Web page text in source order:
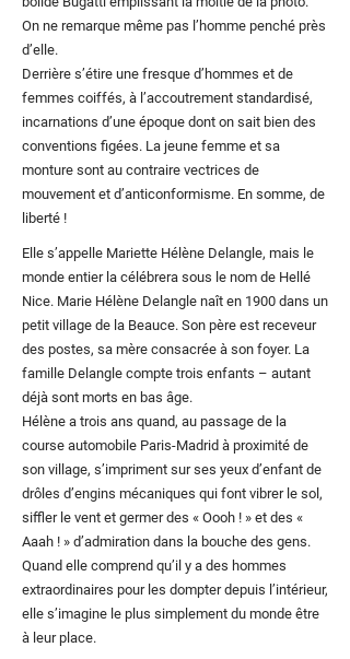
On ne remarque même pas l’homme penché près
d’elle.
Derrière s’étire une fresque d’hommes et de
femmes coiffés, à l’accoutrement standardisé,
incarnations d’une époque dont on sait bien des
conventions figées. La jeune femme et sa
monture sont au contraire vectrices de
mouvement et d’anticonformisme. En somme, de
liberté !
Elle s’appelle Mariette Hélène Delangle, mais le
monde entier la célébrera sous le nom de Hellé
Nice. Marie Hélène Delangle naît en 1900 dans un
petit village de la Beauce. Son père est receveur
des postes, sa mère consacrée à son foyer. La
famille Delangle compte trois enfants – autant
déjà sont morts en bas âge.
Hélène a trois ans quand, au passage de la
course automobile Paris-Madrid à proximité de
son village, s’impriment sur ses yeux d’enfant de
drôles d’engins mécaniques qui font vibrer le sol,
siffler le vent et germer des « Oooh ! » et des «
Aaah ! » d’admiration dans la bouche des gens.
Quand elle comprend qu’il y a des hommes
extraordinaires pour les dompter depuis l’intérieur,
elle s’imagine le plus simplement du monde être
à leur place.